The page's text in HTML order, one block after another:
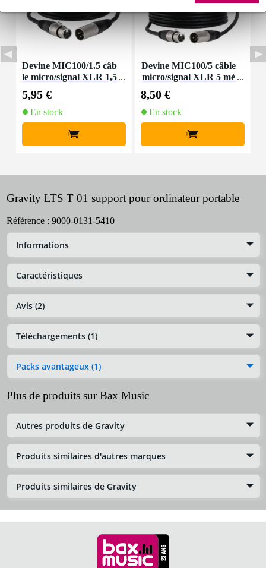
Devine MIC100/1.5 câb
le micro/signal XLR 1,5
5,95 €
En stock
+
Devine MIC100/5 câble
micro/signal XLR 5 mè
8,50 €
En stock
+
Gravity LTS T 01 support pour ordinateur portable
Référence : 9000-0131-5410
Informations
Caractéristiques
Avis (2)
Téléchargements (1)
Packs avantageux (1)
Plus de produits sur Bax Music
Autres produits de Gravity
Produits similaires d'autres marques
Produits similaires de Gravity